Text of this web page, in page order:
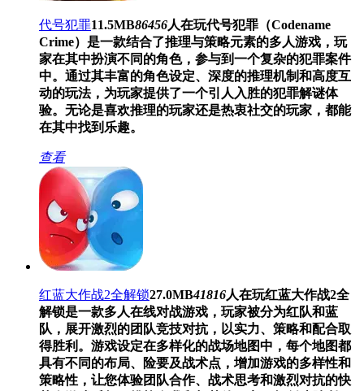
代号犯罪11.5MB86456人在玩代号犯罪（Codename
Crime）是一款结合了推理与策略元素的多人游戏，玩
家在其中扮演不同的角色，参与到一个复杂的犯罪案件
中。通过其丰富的角色设定、深度的推理机制和高度互
动的玩法，为玩家提供了一个引人入胜的犯罪解谜体
验。无论是喜欢推理的玩家还是热衷社交的玩家，都能
在其中找到乐趣。
查看
红蓝大作战2全解锁27.0MB41816人在玩红蓝大作战2全
解锁是一款多人在线对战游戏，玩家被分为红队和蓝
队，展开激烈的团队竞技对抗，以实力、策略和配合取
得胜利。游戏设定在多样化的战场地图中，每个地图都
具有不同的布局、险要及战术点，增加游戏的多样性和
策略性，让您体验团队合作、战术思考和激烈对抗的快